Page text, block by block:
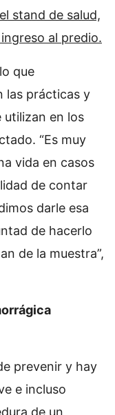
stand de salud,
al predio.
que
las prácticas y
utilizan en los
“Es muy
vida en casos
de contar
darle esa
de hacerlo
de la muestra”,
prevenir y hay
e incluso
de un